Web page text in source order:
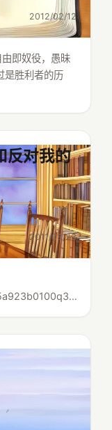
2012/02/12
即奴役，愚昧
是胜利者的历
反对我的
2011/03/23